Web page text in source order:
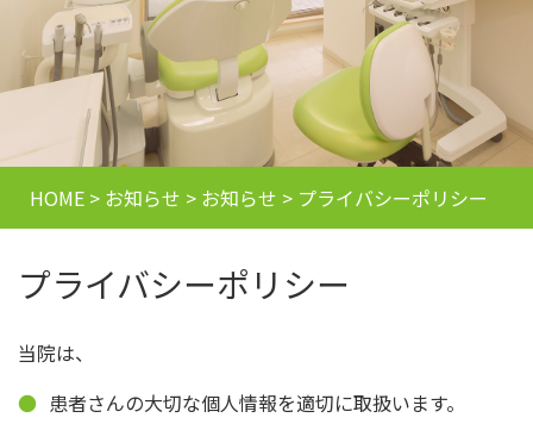
HOME > お知らせ > お知らせ > プライバシーポリシー
プライバシーポリシー
当院は、
患者さんの大切な個人情報を適切に取扱います。